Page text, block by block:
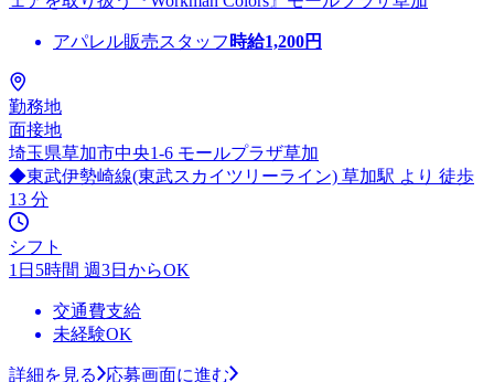
アパレル販売スタッフ 時給1,200円
勤務地
面接地
埼玉県草加市中央1-6 モールプラザ草加
◆東武伊勢崎線(東武スカイツリーライン) 草加駅 より 徒歩
13 分
シフト
1日5時間 週3日からOK
交通費支給
未経験OK
詳細を見る 応募画面に進む